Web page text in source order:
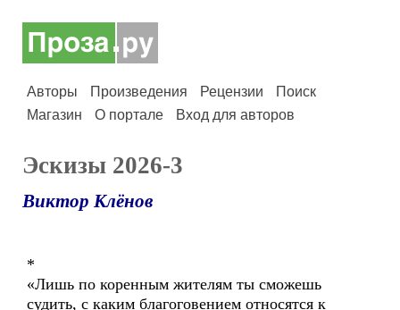
Авторы Произведения Рецензии
Поиск
Магазин
О портале Вход для авторов
Эскизы 2026-3
Виктор Клёнов
*
«Лишь по коренным жителям ты сможешь
судить, с каким благоговением относятся к